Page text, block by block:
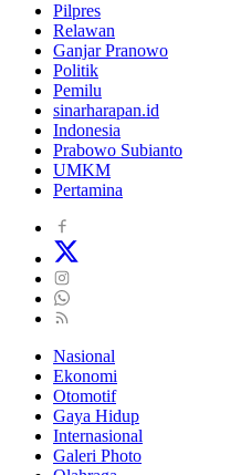
Pilpres
Relawan
Ganjar Pranowo
Politik
Pemilu
sinarharapan.id
Indonesia
Prabowo Subianto
UMKM
Pertamina
Nasional
Ekonomi
Otomotif
Gaya Hidup
Internasional
Galeri Photo